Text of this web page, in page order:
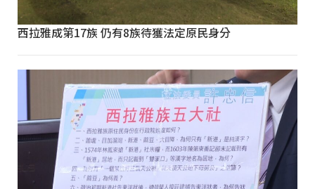
西拉雅成第17族 仍有8族待獲法定原民身分